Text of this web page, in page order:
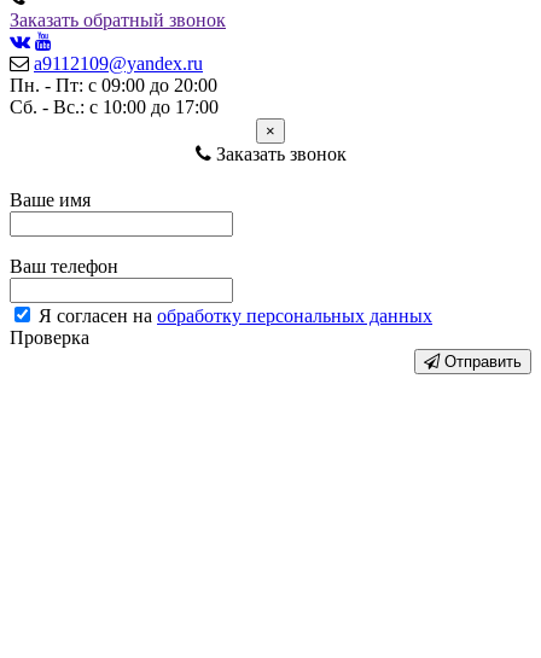
Заказать обратный звонок
a9112109@yandex.ru
Пн. - Пт: с 09:00 до 20:00
Сб. - Вс.: с 10:00 до 17:00
×
Заказать звонок
Ваше имя
Ваш телефон
Я согласен на обработку персональных данных
Проверка
Отправить